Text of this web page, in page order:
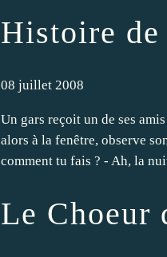
Histoire
08 juillet 2008
Un gars reçoit un de ses
alors à la fenêtre, observe
comment tu fais ? - Ah, la
Le Choeur